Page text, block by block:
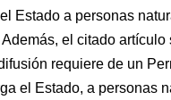
Estado a personas
el citado
requiere de un
el Estado, a personas